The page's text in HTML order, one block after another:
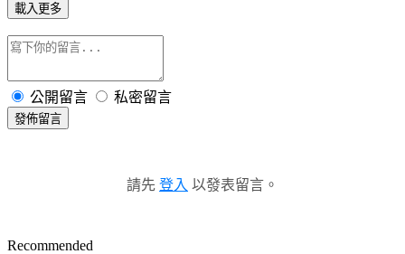
載入更多
公開留言 私密留言
發佈留言
請先 登入 以發表留言。
Recommended